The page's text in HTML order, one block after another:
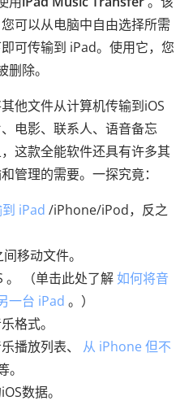
可以从电脑中自由选择所需
可传输到 iPad。使用它，您
除。
他文件从计算机传输到iOS
电影、联系人、语音备忘
这款全能软件还具有许多其
管理的需要。一探究竟：
iPad /iPhone/iPod，反之
移动文件。
。 （单击此处了解如何将音
一台 iPad 。）
格式。
播放列表、 从 iPhone 但不
。
数据。